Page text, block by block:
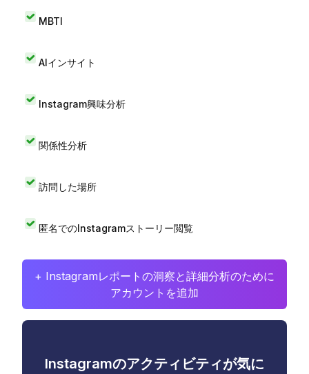
MBTI
AIインサイト
Instagram興味分析
関係性分析
訪問した場所
匿名でのInstagramストーリー閲覧
+ Instagramレポートの洞察と詳細分析のために
アカウントを追加
Instagramのアクティビティが気に